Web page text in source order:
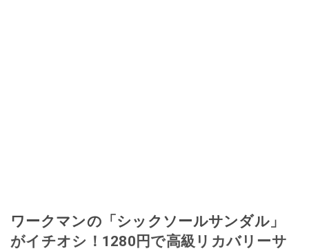
ワークマンの「シックソールサンダル」
がイチオシ！1280円で高級リカバリーサ